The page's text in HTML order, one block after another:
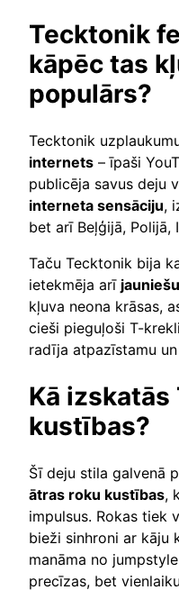
Tecktonik
kāpēc tas
populārs?
Tecktonik
internets – īpaši
publicēja savus deju
interneta sensāciju,
bet arī Beļģijā, Polijā,
Taču Tecktonik bija
ietekmēja arī
kļuva neona krāsas,
cieši pieguļoši T-
radīja atpazīstamu
Kā
kustības?
Šī deju stila galvenā
ātras roku kustības,
impulsus. Rokas tiek
bieži sinhroni ar kāju
manāma no
precīzas, bet